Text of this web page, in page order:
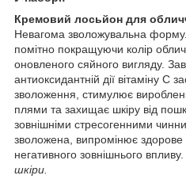
Кремовий лосьйон для
Невагома зволожувальна
помітно покращуючи колір
оновленого сяйного вигляду.
антиоксидантній дії вітаміну C
зволоження, стимулює
плями та захищає шкіру від
зовнішніми стресогенними
зволожена, випромінює здорове
негативного зовнішнього впливу.
шкіри.